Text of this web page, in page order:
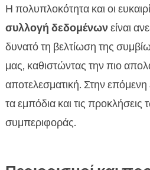
Η πολυπλοκότητα και οι
συλλογή δεδομένωνείναι
δυνατό τη βελτίωση της
μας, καθιστώντας την πιο
αποτελεσματική. Στην
τα εμπόδια και τις
συμπεριφοράς.